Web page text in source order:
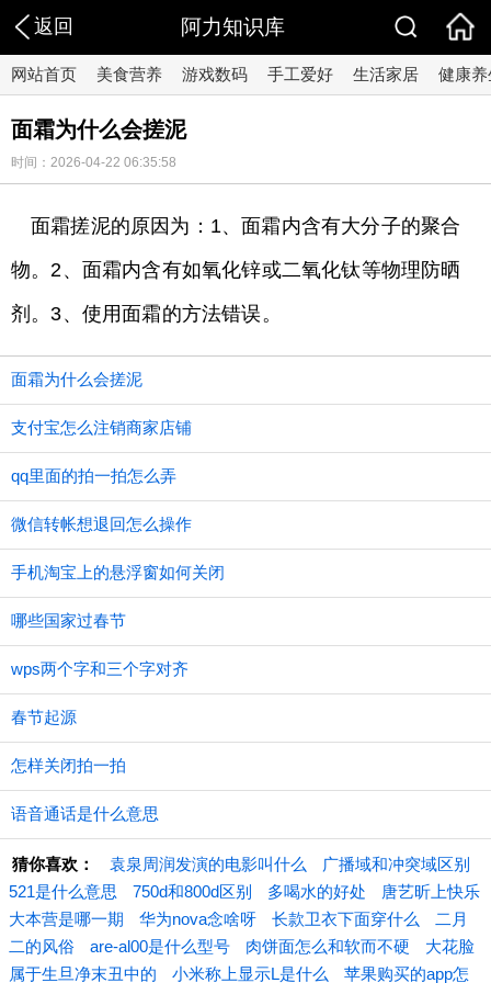
返回 阿力知识库
网站首页 美食营养 游戏数码 手工爱好 生活家居 健康养
面霜为什么会搓泥
时间：2026-04-22 06:35:58
面霜搓泥的原因为：1、面霜内含有大分子的聚合
物。2、面霜内含有如氧化锌或二氧化钛等物理防晒
剂。3、使用面霜的方法错误。
面霜为什么会搓泥
支付宝怎么注销商家店铺
qq里面的拍一拍怎么弄
微信转帐想退回怎么操作
手机淘宝上的悬浮窗如何关闭
哪些国家过春节
wps两个字和三个字对齐
春节起源
怎样关闭拍一拍
语音通话是什么意思
猜你喜欢： 袁泉周润发演的电影叫什么
广播域和冲突域区别
521是什么意思
750d和800d区别 多喝水的好处
唐艺昕上快乐
大本营是哪一期
华为nova念啥呀 长款卫衣下面穿什么
二月
二的风俗
are-al00是什么型号 肉饼面怎么和软而不硬
大花脸
属于生旦净末丑中的
小米称上显示L是什么 苹果购买的app怎